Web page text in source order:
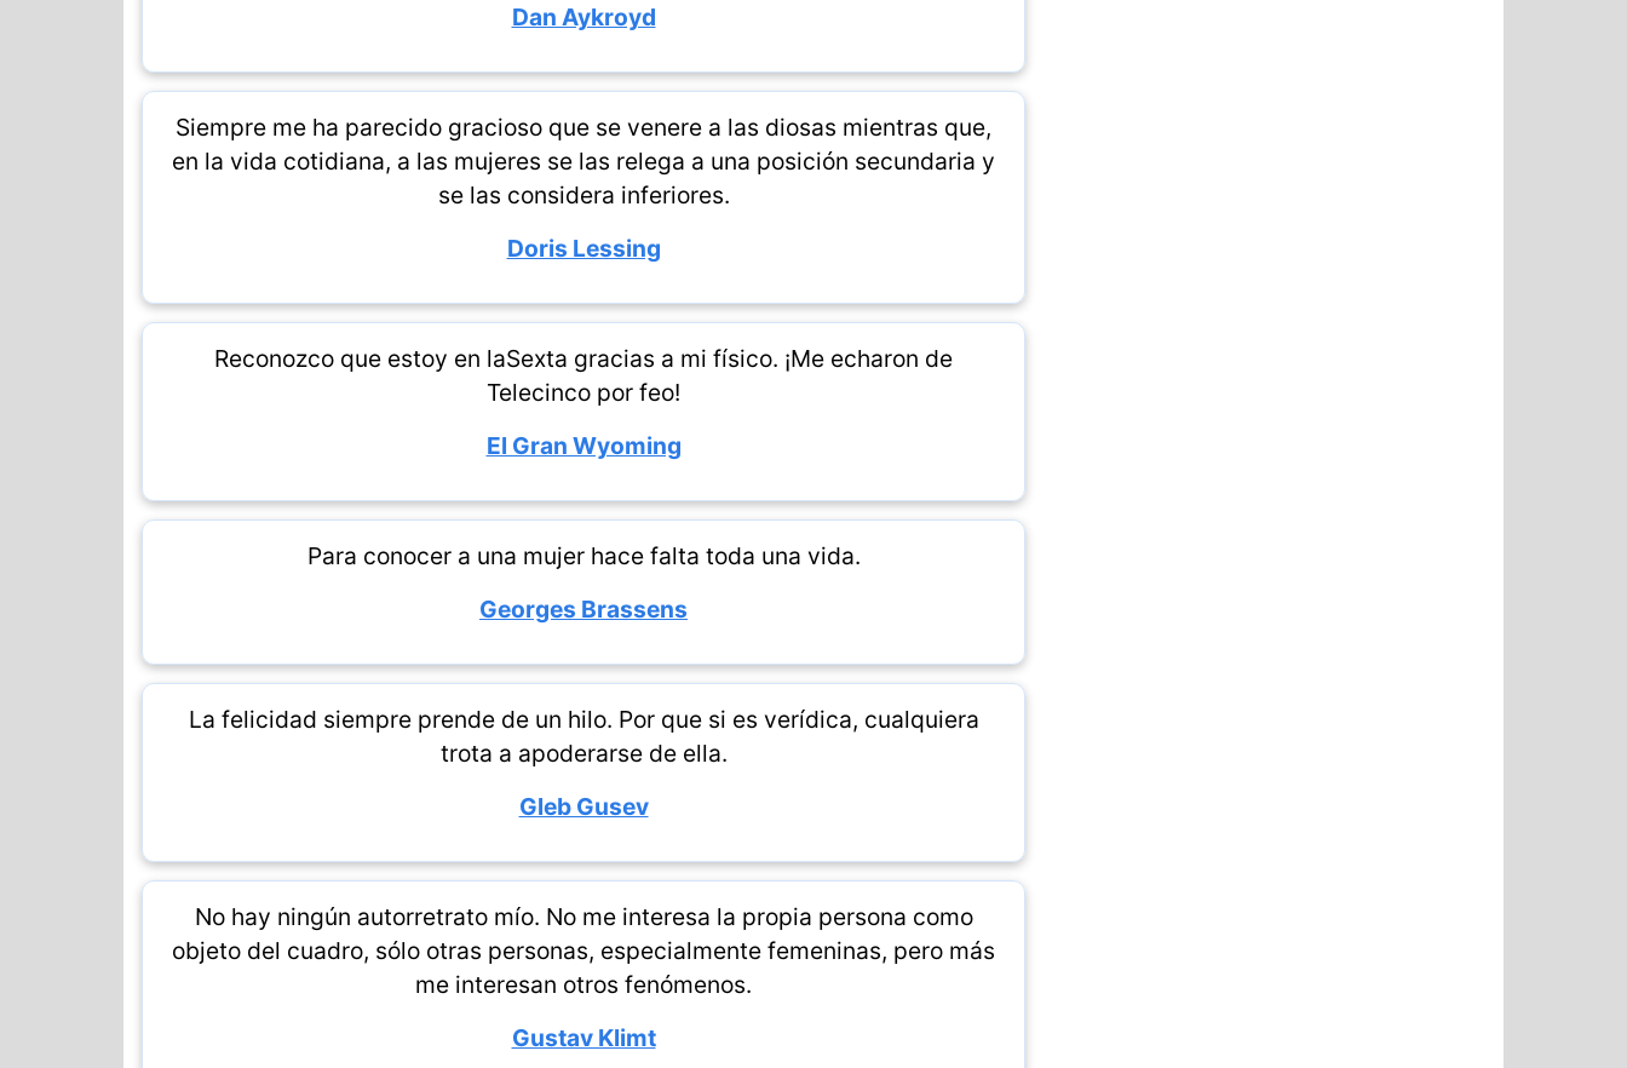
Dan Aykroyd
Siempre me ha parecido gracioso que se venere a las diosas mientras que,
en la vida cotidiana, a las mujeres se las relega a una posición secundaria y
se las considera inferiores.
Doris Lessing
Reconozco que estoy en laSexta gracias a mi físico. ¡Me echaron de
Telecinco por feo!
El Gran Wyoming
Para conocer a una mujer hace falta toda una vida.
Georges Brassens
La felicidad siempre prende de un hilo. Por que si es verídica, cualquiera
trota a apoderarse de ella.
Gleb Gusev
No hay ningún autorretrato mío. No me interesa la propia persona como
objeto del cuadro, sólo otras personas, especialmente femeninas, pero más
me interesan otros fenómenos.
Gustav Klimt